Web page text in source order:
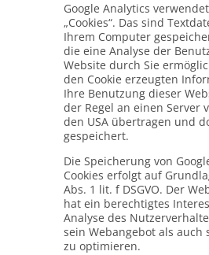
Google Analytics
„Cookies“. Das sind
Ihrem Computer
die eine Analyse der
Website durch Sie
den Cookie erzeugten
Ihre Benutzung dieser
der Regel an einen Server
den USA übertragen und
gespeichert.
Die Speicherung von
Cookies erfolgt auf
Abs. 1 lit. f DSGVO. Der
hat ein berechtigtes
Analyse des
sein Webangebot als auch
zu optimieren.